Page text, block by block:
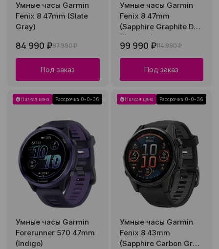
Умные часы Garmin
Fenix 8 47mm (Slate
Gray)
84 990 ₽97 990 ₽
Под заказ
Умные часы Garmin
Fenix 8 47mm
(Sapphire Graphite DLC
Titanium)
99 990 ₽114 990 ₽
Под заказ
Низкая цена Рассрочка 0-0-36
Умные часы Garmin
Forerunner 570 47mm
(Indigo)
Низкая цена Рассрочка 0-0-36
Умные часы Garmin
Fenix 8 43mm
(Sapphire Carbon Gray